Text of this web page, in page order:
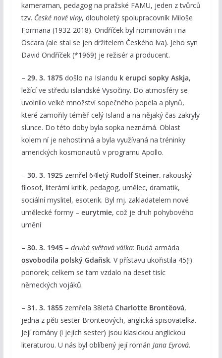
kameraman, pedagog na pražské FAMU, jeden z tvůrců
tzv. České nové vlny, dlouholetý spolupracovník Miloše
Formana (1932-2018). Ondříček byl nominován i na
Oscara (ale stal se jen držitelem Českého lva). Jeho syn
David Ondříček (*1969) je režisér a producent.
– 29. 3. 1875došlo na Islandu k erupci sopky Askja,
ležící ve středu islandské Vysočiny. Do atmosféry se
uvolnilo velké množství sopečného popela a plynů,
které zamořily téměř celý Island a na nějaký čas zakryly
slunce. Do této doby byla sopka neznámá. Oblast
kolem ní je nehostinná a byla využívaná na tréninky
amerických kosmonautů v programu Apollo.
– 30. 3. 1925zemřel 64letý Rudolf Steiner, rakouský
filosof, literární kritik, pedagog, umělec, dramatik,
sociální myslitel, esoterik. Byl mj. zakladatelem nové
umělecké formy – eurytmie, což je druh pohybového
umění
– 30. 3. 1945 – druhá světová válka: Rudá armáda
osvobodila polský Gdaňsk. V přístavu ukořistila 45(!)
ponorek; celkem se tam vzdalo na deset tisíc
německých vojáků.
– 31. 3. 1855zemřela 38letá Charlotte Brontëová,
jedna z pěti sester Brontëových, anglická spisovatelka.
Její romány (i jejích sester) jsou klasickou anglickou
literaturou. U nás byl oblíbený její román Jana Eyrová.